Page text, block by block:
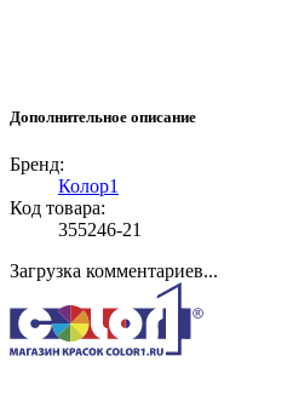
Дополнительное описание
Бренд:
Колор1
Код товара:
355246-21
Загрузка комментариев...